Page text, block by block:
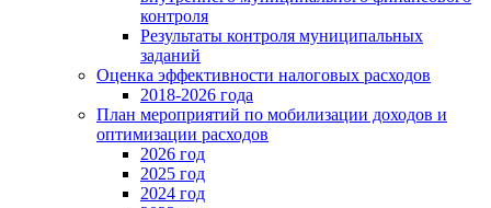
контроля
Результаты контроля муниципальных
заданий
Оценка эффективности налоговых расходов
2018-2026 года
План мероприятий по мобилизации доходов и
оптимизации расходов
2026 год
2025 год
2024 год